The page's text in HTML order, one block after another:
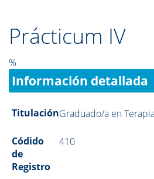
Prácticum IV
%
Información detallada
TitulaciónGraduado/a en
Códido
de
Registro
410